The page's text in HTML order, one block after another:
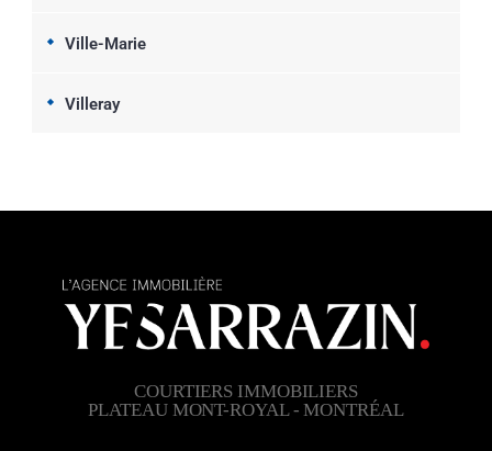
Ville-Marie
Villeray
COURTIERS IMMOBILIERS
PLATEAU MONT-ROYAL - MONTRÉAL